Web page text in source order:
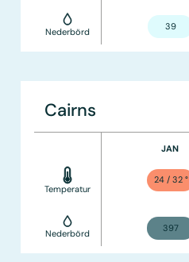
Nederbörd
39
Cairns
Temperatur
Nederbörd
JAN
24 / 32°
397